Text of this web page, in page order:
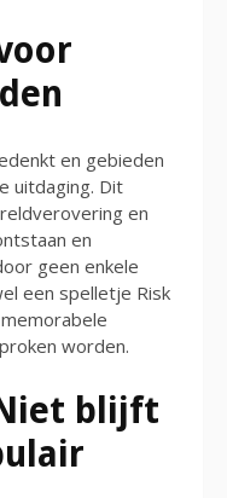
en gebieden
uitdaging. Dit
en
en
geen enkele
een spelletje Risk
worden.
blijft